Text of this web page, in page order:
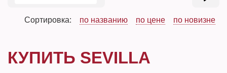
Сортировка: по названию по цене по новизне
КУПИТЬ SEVILLA